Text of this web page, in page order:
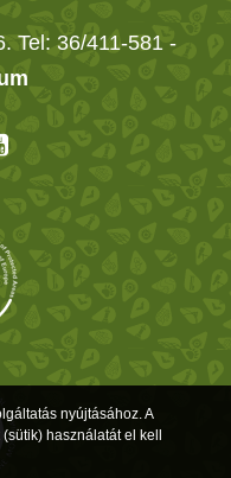
Tel: 36/411-581 -
nyújtásához. A
használatát el kell